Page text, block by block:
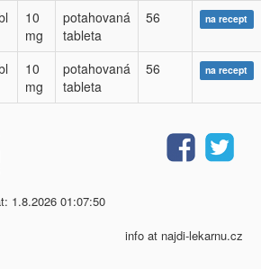
10
mg
potahovaná
tableta
56 na recept
10
mg
potahovaná
tableta
56 na recept
1.8.2026 01:07:50
info at najdi-lekarnu.cz